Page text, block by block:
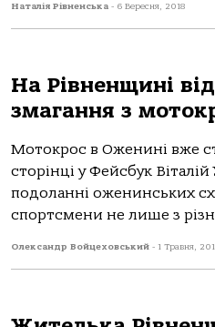
Наталія Рівненська - 6 Вересня, 2018
На Рівненщині
змагання з
Мотокрос в Оженині вже
сторінці у Фейсбук
подоланні оженинських
спортсмени не лише з
Олександр Войцеховський - 1 Травня,